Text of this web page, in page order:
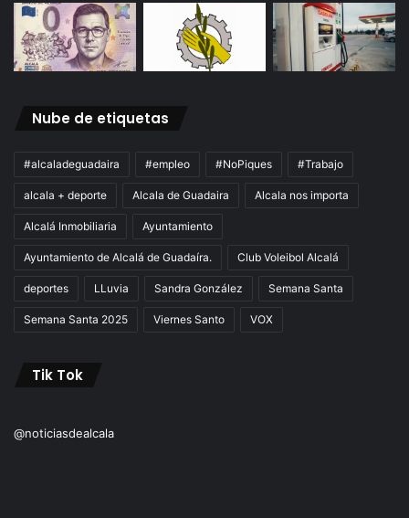
Nube de etiquetas
#alcaladeguadaira #empleo #NoPiques #Trabajo
alcala + deporte Alcala de Guadaira Alcala nos importa
Alcalá Inmobiliaria Ayuntamiento
Ayuntamiento de Alcalá de Guadaíra. Club Voleibol Alcalá
deportes LLuvia Sandra González Semana Santa
Semana Santa 2025 Viernes Santo VOX
Tik Tok
@noticiasdealcala